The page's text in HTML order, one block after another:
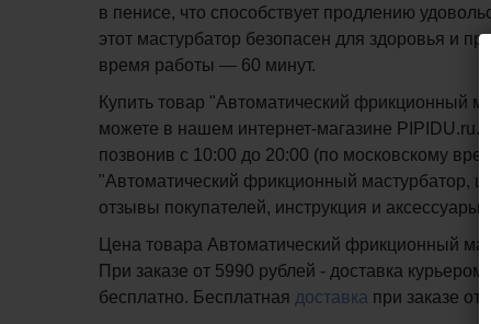
в пенисе, что способствует продлению
этот мастурбатор безопасен для здоровья и
время работы — 60 минут.
Купить товар "Автоматический фрикционный
можете в нашем интернет-магазине PIPIDU.ru.
позвонив с 10:00 до 20:00 (по московскому
"Автоматический фрикционный мастурбатор,
отзывы покупателей, инструкция и
Цена товара Автоматический фрикционный
При заказе от 5990 рублей - доставка
бесплатно. Бесплатная доставка при заказе от